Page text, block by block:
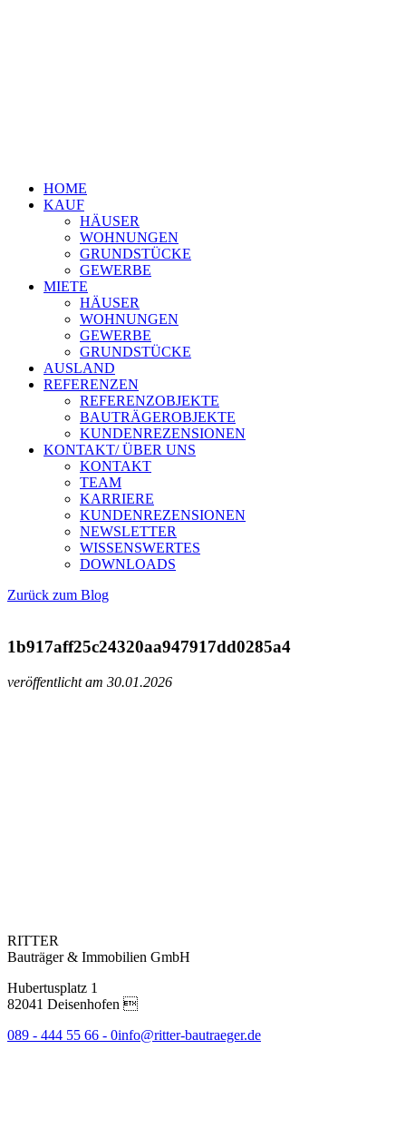
HOME
KAUF
HÄUSER
WOHNUNGEN
GRUNDSTÜCKE
GEWERBE
MIETE
HÄUSER
WOHNUNGEN
GEWERBE
GRUNDSTÜCKE
AUSLAND
REFERENZEN
REFERENZOBJEKTE
BAUTRÄGEROBJEKTE
KUNDENREZENSIONEN
KONTAKT/ ÜBER UNS
KONTAKT
TEAM
KARRIERE
KUNDENREZENSIONEN
NEWSLETTER
WISSENSWERTES
DOWNLOADS
Zurück zum Blog
1b917aff25c24320aa947917dd0285a4
veröffentlicht am 30.01.2026
RITTER
Bauträger & Immobilien GmbH
Hubertusplatz 1
82041 Deisenhofen 
089 - 444 55 66 - 0info@ritter-bautraeger.de